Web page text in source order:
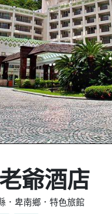
爺酒店
．卑南鄉．特色旅館